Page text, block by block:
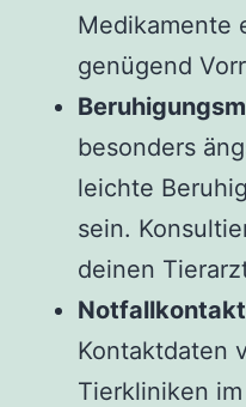
Medikamente
genügend
besonders
leichte
sein.
deinen
Kontaktdaten
Tierkliniken